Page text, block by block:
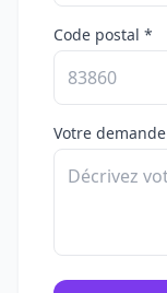
Code postal *
Votre demande